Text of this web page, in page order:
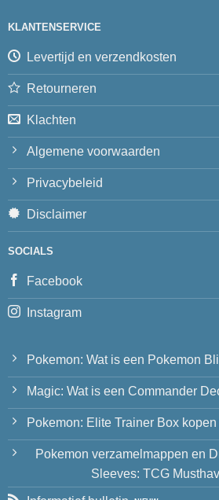
KLANTENSERVICE
Levertijd en verzendkosten
Retourneren
Klachten
Algemene voorwaarden
Privacybeleid
Disclaimer
SOCIALS
Facebook
Instagram
Pokemon: Wat is een Pokemon
Magic: Wat is een Commander
Pokemon: Elite Trainer Box kopen
Pokemon verzamelmappen en
Sleeves: TCG